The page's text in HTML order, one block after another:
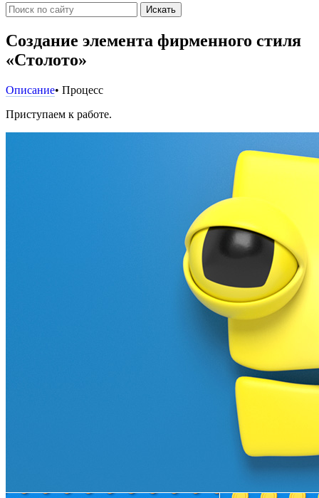
Искать
Создание элемента фирменного стиля
«Столото»
Описание• Процесс
Приступаем к работе.